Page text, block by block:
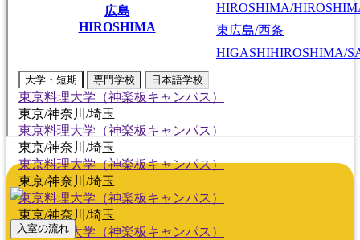
広島
HIROSHIMA
HIROSHIMA/
東広島/西条
HIGASHIHIROSHIMA/
大学・短期 専門学校 日本語学校
東京料理大学（神楽板キャンパス）
東京/神奈川/埼玉
東京料理大学（神楽板キャンパス）
東京/神奈川/埼玉
東京料理大学（神楽板キャンパス）
東京/神奈川/埼玉
東京料理大学（神楽板キャンパス）
東京/神奈川/埼玉
東京料理大学（神楽板キャンパス）
入室の流れ